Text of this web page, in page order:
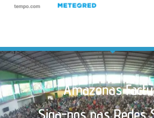
Amazonas
Siga-nos nas Redes